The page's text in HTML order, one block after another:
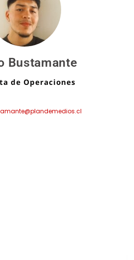
Bustamante
de Operaciones